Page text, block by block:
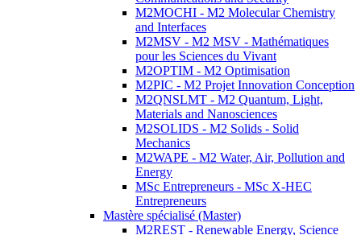
M2MOCHI - M2 Molecular Chemistry
and Interfaces
M2MSV - M2 MSV - Mathématiques
pour les Sciences du Vivant
M2OPTIM - M2 Optimisation
M2PIC - M2 Projet Innovation Conception
M2QNSLMT - M2 Quantum, Light,
Materials and Nanosciences
M2SOLIDS - M2 Solids - Solid
Mechanics
M2WAPE - M2 Water, Air, Pollution and
Energy
MSc Entrepreneurs - MSc X-HEC
Entrepreneurs
Mastère spécialisé (Master)
M2REST - Renewable Energy, Science